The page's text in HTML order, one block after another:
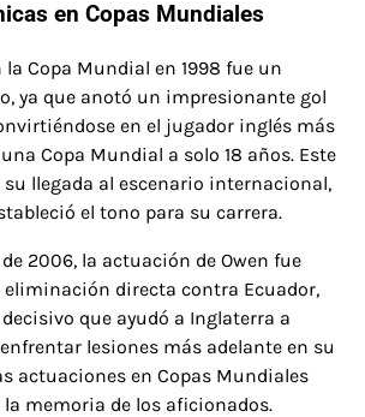
en Copas Mundiales
la Copa Mundial en 1998 fue un
ya que anotó un impresionante gol
en el jugador inglés más
Copa Mundial a solo 18 años. Este
llegada al escenario internacional,
el tono para su carrera.
2006, la actuación de Owen fue
eliminación directa contra Ecuador,
que ayudó a Inglaterra a
lesiones más adelante en su
actuaciones en Copas Mundiales
memoria de los aficionados.